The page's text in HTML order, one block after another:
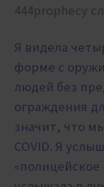
444prophecy
Я видела
форме с
людей без
ограждения
значит, что
COVID. Я
«полицейское